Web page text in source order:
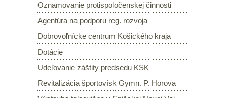
Oznamovanie protispoločenskej činnosti
Agentúra na podporu reg. rozvoja
Dobrovoľnícke centrum Košického kraja
Dotácie
Udeľovanie záštity predsedu KSK
Revitalizácia športovísk Gymn. P. Horova